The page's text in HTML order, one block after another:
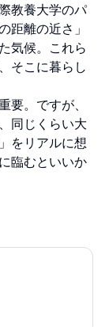
教養大学のパ
距離の近さ」
気候。これら
そこに暮らし
。ですが、
同じくらい大
をリアルに想
臨むといいか